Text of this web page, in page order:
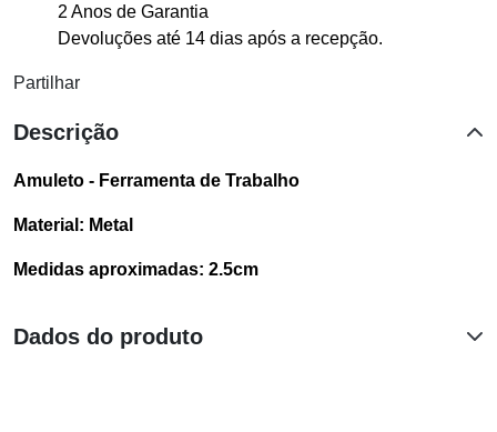
2 Anos de Garantia
Devoluções até 14 dias após a recepção.
Partilhar
Descrição
Amuleto - Ferramenta de Trabalho
Material: Metal
Medidas aproximadas: 2.5cm
Dados do produto